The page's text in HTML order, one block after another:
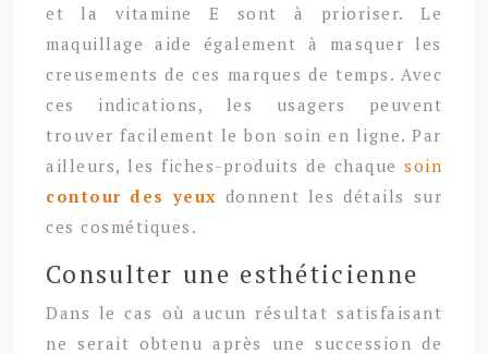
et la vitamine E sont à prioriser. Le
maquillage aide également à masquer les
creusements de ces marques de temps. Avec
ces indications, les usagers peuvent
trouver facilement le bon soin en ligne. Par
ailleurs, les fiches-produits de chaque soin
contour des yeux donnent les détails sur
ces cosmétiques.
Consulter une esthéticienne
Dans le cas où aucun résultat satisfaisant
ne serait obtenu après une succession de